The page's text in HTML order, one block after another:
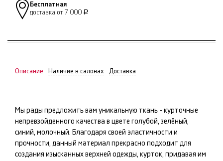
Бесплатная
доставка от 7 000 Р
Описание Наличие в салонах Доставка
Мы рады предложить вам уникальную ткань - курточные
непревзойденного качества в цвете голубой, зелёный,
синий, молочный. Благодаря своей эластичности и
прочности, данный материал прекрасно подходит для
создания изысканных верхней одежды, курток, придавая им